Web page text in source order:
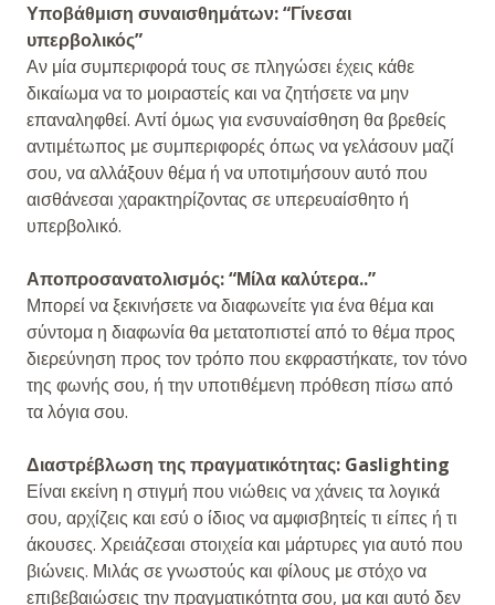
Υποβάθμιση συναισθημάτων: “Γίνεσαι
υπερβολικός”
Αν μία συμπεριφορά τους σε πληγώσει έχεις κάθε
δικαίωμα να το μοιραστείς και να ζητήσετε να μην
επαναληφθεί. Αντί όμως για ενσυναίσθηση θα βρεθείς
αντιμέτωπος με συμπεριφορές όπως να γελάσουν μαζί
σου, να αλλάξουν θέμα ή να υποτιμήσουν αυτό που
αισθάνεσαι χαρακτηρίζοντας σε υπερευαίσθητο ή
υπερβολικό.
Αποπροσανατολισμός: “Μίλα καλύτερα..”
Μπορεί να ξεκινήσετε να διαφωνείτε για ένα θέμα και
σύντομα η διαφωνία θα μετατοπιστεί από το θέμα προς
διερεύνηση προς τον τρόπο που εκφραστήκατε, τον τόνο
της φωνής σου, ή την υποτιθέμενη πρόθεση πίσω από
τα λόγια σου.
Διαστρέβλωση της πραγματικότητας: Gaslighting
Είναι εκείνη η στιγμή που νιώθεις να χάνεις τα λογικά
σου, αρχίζεις και εσύ ο ίδιος να αμφισβητείς τι είπες ή τι
άκουσες. Χρειάζεσαι στοιχεία και μάρτυρες για αυτό που
βιώνεις. Μιλάς σε γνωστούς και φίλους με στόχο να
επιβεβαιώσεις την πραγματικότητα σου, μα και αυτό δεν